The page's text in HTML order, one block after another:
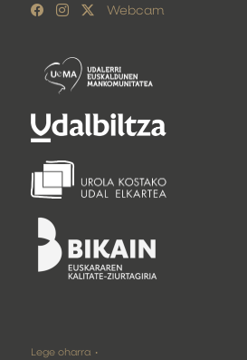
Webcam
Lege oharra